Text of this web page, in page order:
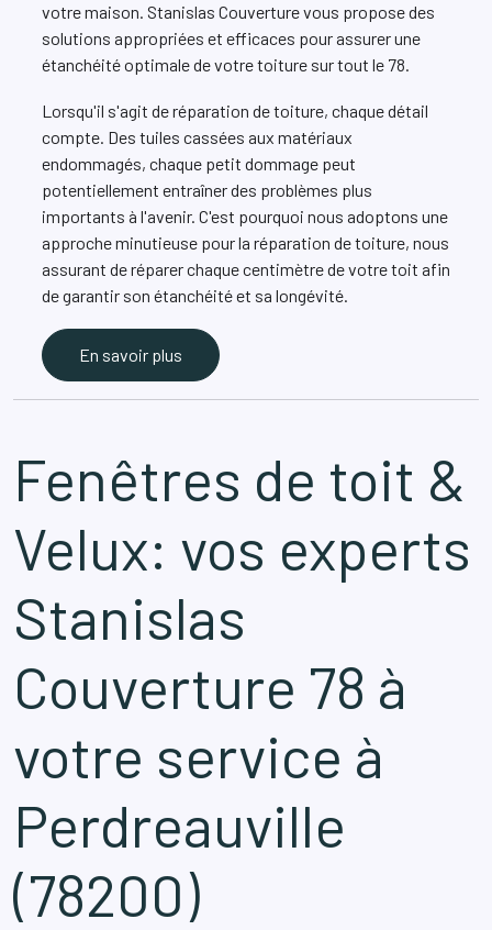
votre maison. Stanislas Couverture vous propose des
solutions appropriées et efficaces pour assurer une
étanchéité optimale de votre toiture sur tout le 78.
Lorsqu'il s'agit de réparation de toiture, chaque détail
compte. Des tuiles cassées aux matériaux
endommagés, chaque petit dommage peut
potentiellement entraîner des problèmes plus
importants à l'avenir. C'est pourquoi nous adoptons une
approche minutieuse pour la réparation de toiture, nous
assurant de réparer chaque centimètre de votre toit afin
de garantir son étanchéité et sa longévité.
En savoir plus
Fenêtres de toit &
Velux: vos experts
Stanislas
Couverture 78 à
votre service à
Perdreauville
(78200)